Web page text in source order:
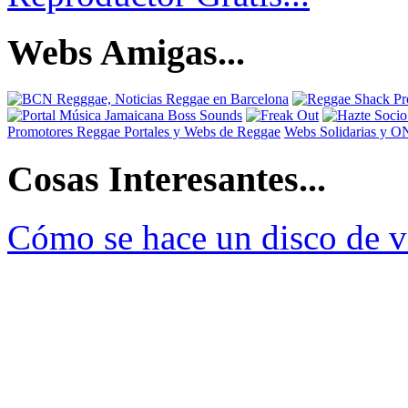
Webs Amigas...
Promotores Reggae Portales y Webs de Reggae Webs Solidarias y
Cosas Interesantes...
Cómo se hace un disco de